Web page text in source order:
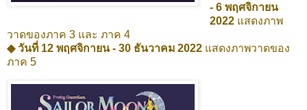
- 6 พฤศจิกายน
2022 แสดงภาพ
วาดของภาค 3 และ ภาค 4
◆ วันที่ 12 พฤศจิกายน - 30 ธันวาคม 2022 แสดงภาพวาดของ
ภาค 5